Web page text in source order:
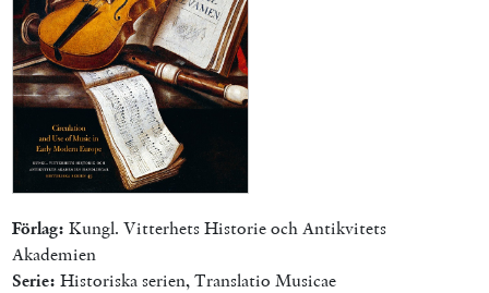
Förlag: Kungl. Vitterhets Historie och Antikvitets
Akademien
Serie: Historiska serien, Translatio Musicae